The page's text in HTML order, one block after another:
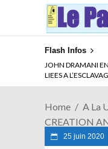
Flash Infos
JOHN DRAMANI
LIEES A
Home
A La
CREATION
25 juin 2020